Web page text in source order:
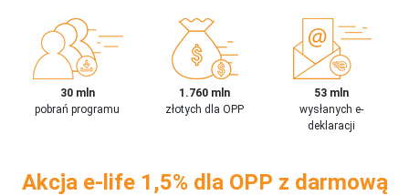
30 mln
pobrań programu
1.760 mln
złotych dla OPP
53 mln
wysłanych e-
deklaracji
Akcja e-life 1,5% dla OPP z darmową